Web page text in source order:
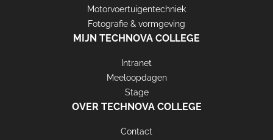
Motorvoertuigentechniek
Fotografie & vormgeving
MIJN TECHNOVA COLLEGE
Intranet
Meeloopdagen
Stage
OVER TECHNOVA COLLEGE
Contact